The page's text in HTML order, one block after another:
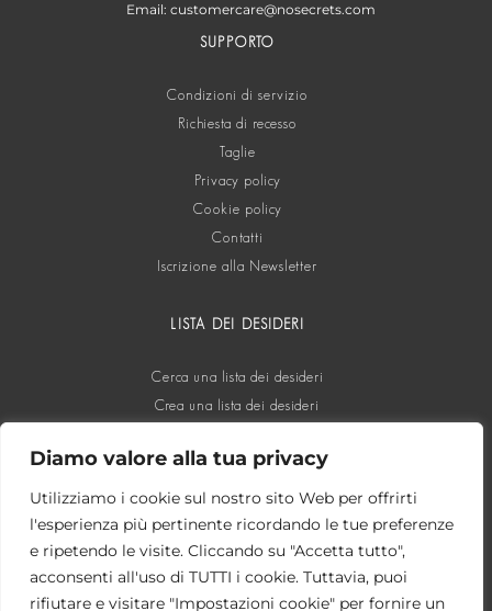
Diamo valore alla tua privacy
Utilizziamo i cookie sul nostro sito Web per offrirti
l'esperienza più pertinente ricordando le tue preferenze
e ripetendo le visite. Cliccando su "Accetta tutto",
acconsenti all'uso di TUTTI i cookie. Tuttavia, puoi
rifiutare e visitare "Impostazioni cookie" per fornire un
Email: customercare@nosecrets.com
SUPPORTO
Condizioni di servizio
Richiesta di recesso
Taglie
Privacy policy
Cookie policy
Contatti
Iscrizione alla Newsletter
LISTA DEI DESIDERI
Cerca una lista dei desideri
Crea una lista dei desideri
SOCIAL